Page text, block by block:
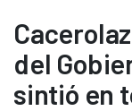
del
sintió en